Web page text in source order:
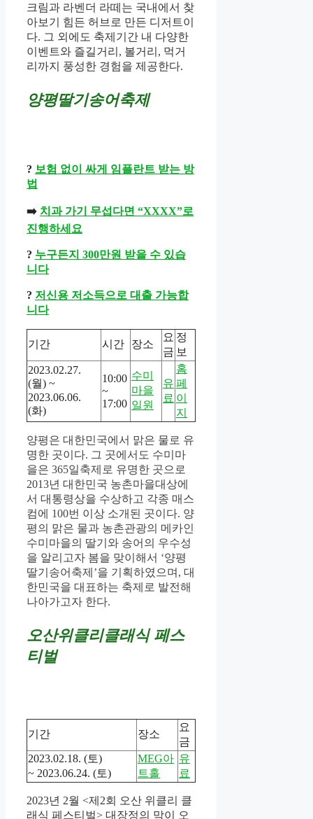
크림과 라벤더 라떼는 국내에서 찾
아보기 힘든 허브로 만든 디저트이
다. 그 외에도 축제기간 내 다양한
이벤트와 즐길거리, 볼거리, 먹거
리까지 풍성한 경험을 제공한다.
양평딸기송어축제
? 보험 없이 싸게 임플란트 받는 방
법
➡️ 치과 가기 무섭다면 “XXXX”로
진행하세요
? 누구든지 300만원 받을 수 있습
니다
? 저신용 저소득으로 대출 가능합
니다
기간 시간 장소
요
금
정
보
2023.02.27.
(월) ~
2023.06.06.
(화)
10:00
~
17:00
수미
마을
일원
유
료
홈
페
이
지
양평은 대한민국에서 맑은 물로 유
명한 곳이다. 그 곳에서도 수미마
을은 365일축제로 유명한 곳으로
2013년 대한민국 농촌마을대상에
서 대통령상을 수상하고 각종 매스
컴에 100번 이상 소개된 곳이다. 양
평의 맑은 물과 농촌관광의 메카인
수미마을의 딸기와 송어의 우수성
을 알리고자 봄을 맞이해서 ‘양평
딸기송어축제’을 기획하였으며, 대
한민국을 대표하는 축제로 발전해
나아가고자 한다.
오산위클리클래식 페스
티벌
기간 장소
요
금
2023.02.18. (토)
~ 2023.06.24. (토)
MEG아
트홀
유
료
2023년 2월 <제2회 오산 위클리 클
래식 페스티벌> 대장정의 막이 오